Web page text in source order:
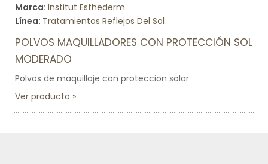
Marca: Institut Esthederm
Línea: Tratamientos Reflejos Del Sol
POLVOS MAQUILLADORES CON PROTECCIÓN SOL
MODERADO
Polvos de maquillaje con proteccion solar
Ver producto